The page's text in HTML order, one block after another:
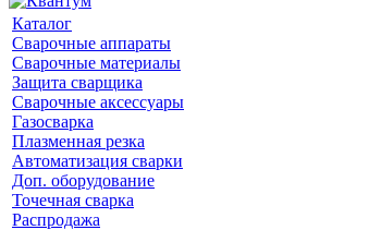
Каталог
Сварочные аппараты
Сварочные материалы
Защита сварщика
Сварочные аксессуары
Газосварка
Плазменная резка
Автоматизация сварки
Доп. оборудование
Точечная сварка
Распродажа